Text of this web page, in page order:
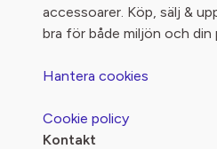
accessoarer. Köp, sälj &
bra för både miljön och din
Hantera cookies
Cookie policy
Kontakt